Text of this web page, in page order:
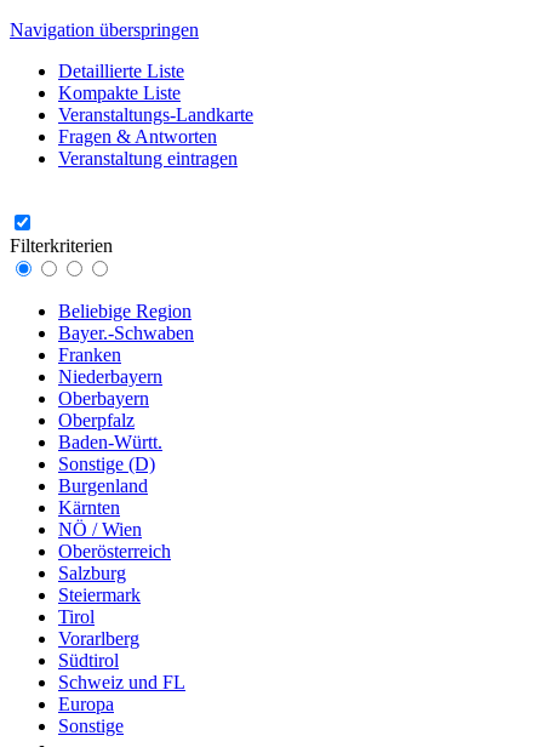
Navigation überspringen
Detaillierte Liste
Kompakte Liste
Veranstaltungs-Landkarte
Fragen & Antworten
Veranstaltung eintragen
Filterkriterien
Beliebige Region
Bayer.-Schwaben
Franken
Niederbayern
Oberbayern
Oberpfalz
Baden-Württ.
Sonstige (D)
Burgenland
Kärnten
NÖ / Wien
Oberösterreich
Salzburg
Steiermark
Tirol
Vorarlberg
Südtirol
Schweiz und FL
Europa
Sonstige